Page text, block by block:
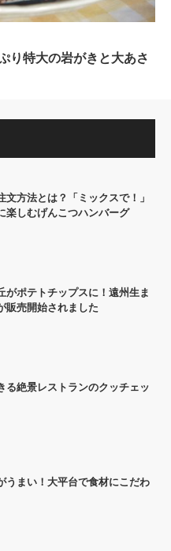
り特大の岩がきと大あさ
文方法とは？「ミックスで！」
楽しむげんこつハンバーグ
がポテトチップスに！遠州生ま
販売開始されました
る絶景レストランのクッチェッ
うまい！大平台で食材にこだわ